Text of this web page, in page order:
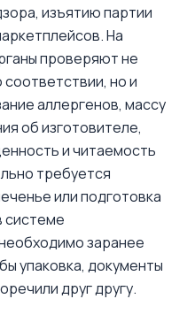
изъятию партии
На
проверяют не
но и
аллергенов, массу
об изготовителе,
и читаемость
требуется
или подготовка
системе
заранее
упаковка, документы
друг другу.